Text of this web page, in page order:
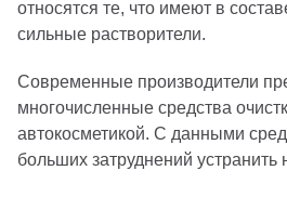
относятся те, что имеют в
сильные растворители.
Современные производители
многочисленные средства
автокосметикой. С данными
больших затруднений устранить